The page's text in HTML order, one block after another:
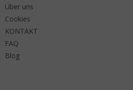
Über uns
Cookies
KONTAKT
FAQ
Blog